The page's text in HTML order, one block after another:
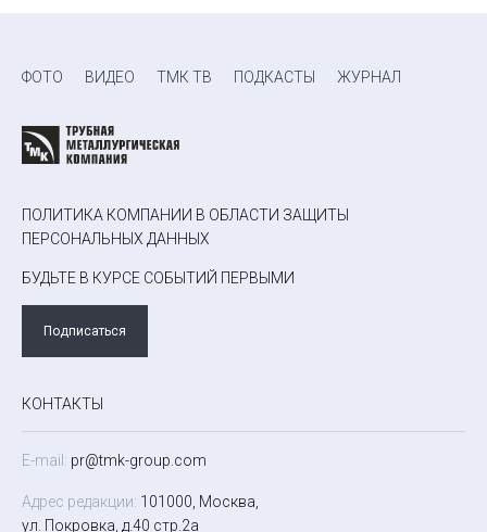
ФОТО ВИДЕО ТМК ТВ ПОДКАСТЫ ЖУРНАЛ
ПОЛИТИКА КОМПАНИИ В ОБЛАСТИ ЗАЩИТЫ
ПЕРСОНАЛЬНЫХ ДАННЫХ
БУДЬТЕ В КУРСЕ СОБЫТИЙ ПЕРВЫМИ
Подписаться
КОНТАКТЫ
E-mail: pr@tmk-group.com
Адрес редакции: 101000, Москва,
ул. Покровка, д.40 стр.2а